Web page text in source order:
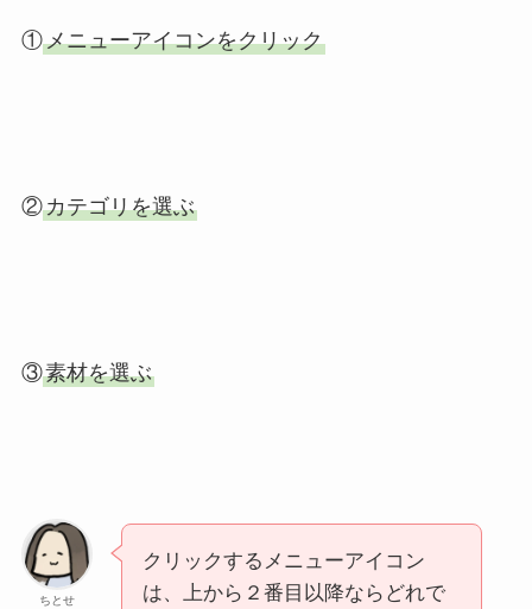
①メニューアイコンをクリック
②カテゴリを選ぶ
③素材を選ぶ
ちとせ
クリックするメニューアイコン
は、上から２番目以降ならどれで